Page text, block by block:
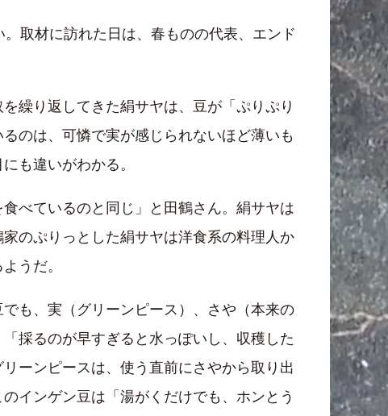
取材に訪れた日は、春ものの代表、エンド
繰り返してきた絹サヤは、豆が「ぷりぷり
のは、可憐で実が感じられないほど薄いも
も違いがわかる。
べているのと同じ」と田鶴さん。絹サヤは
のぷりっとした絹サヤは洋食系の料理人か
うだ。
も、実（グリーンピース）、さや（本来の
採るのが早すぎると水っぽいし、収穫した
ーンピースは、使う直前にさやから取り出
インゲン豆は「湯がくだけでも、ホンとう